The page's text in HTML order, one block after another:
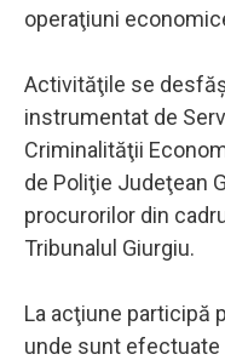
operaţiuni
Activităţile se
instrumentat de
Criminalităţii
de Poliţie Judeţean
procurorilor din
Tribunalul Giurgiu.
La acţiune participă
unde sunt